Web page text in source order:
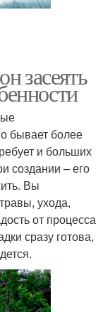
засеять
бывает более
и больших
создании – его
Вы
ухода,
от процесса
сразу готова,